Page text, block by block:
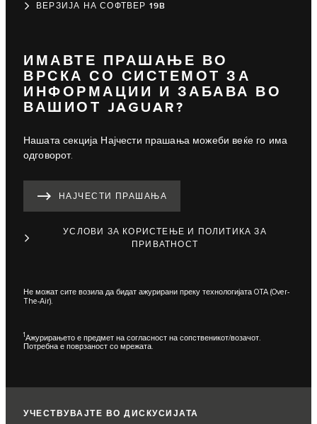
ВЕРЗИЈА НА СОФТВЕР 19B
ИМАВТЕ ПРАШАЊЕ ВО
ВРСКА СО СИСТЕМОТ ЗА
ИНФОРМАЦИИ И ЗАБАВА ВО
ВАШИОТ JAGUAR?
Нашата секција Најчести прашања можеби веќе го има
одговорот.
НАЈЧЕСТИ ПРАШАЊА
УСЛОВИ ЗА КОРИСТЕЊЕ И ПОЛИТИКА ЗА
ПРИВАТНОСТ
Не можат сите возила да бидат ажурирани преку технологијата OTA (Over-
The-Air).
1Ажурирањето е предмет на согласност на сопственикот/возачот.
Потребна е поврзаност со мрежата.
УЧЕСТВУВАЈТЕ ВО ДИСКУСИЈАТА